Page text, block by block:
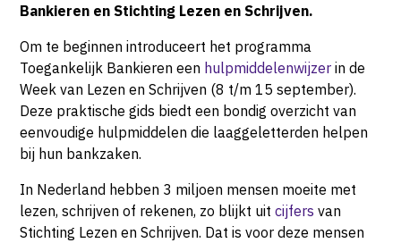
Bankieren en Stichting Lezen en Schrijven.
Om te beginnen introduceert het programma
Toegankelijk Bankieren een hulpmiddelenwijzer in de
Week van Lezen en Schrijven (8 t/m 15 september).
Deze praktische gids biedt een bondig overzicht van
eenvoudige hulpmiddelen die laaggeletterden helpen
bij hun bankzaken.
In Nederland hebben 3 miljoen mensen moeite met
lezen, schrijven of rekenen, zo blijkt uit cijfers van
Stichting Lezen en Schrijven. Dat is voor deze mensen